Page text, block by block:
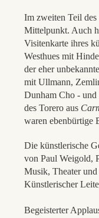
Im zweiten Teil des
Mittelpunkt. Auch
Visitenkarte ihres
Westhues mit
der eher
mit Ullmann,
Dunham Cho - und
des Torero aus
waren ebenbürtige
Die künstlerische
von Paul Weigold,
Musik, Theater
Künstlerischer
Begeisterter